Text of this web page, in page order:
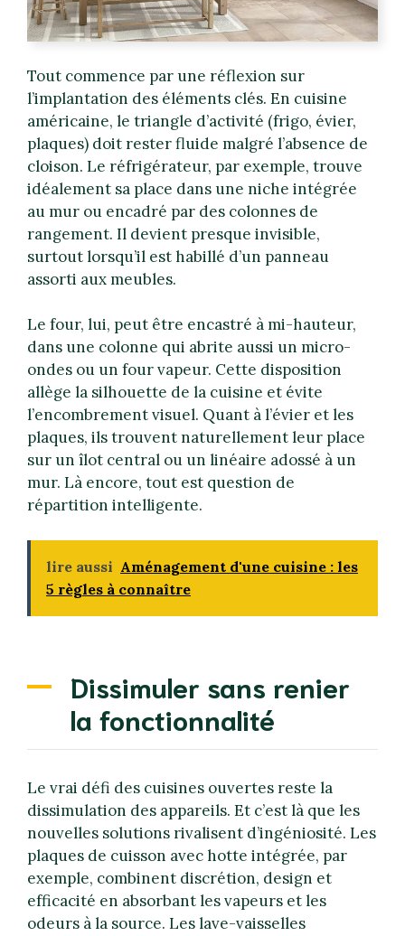
Tout commence par une réflexion sur
l’implantation des éléments clés. En cuisine
américaine, le triangle d’activité (frigo, évier,
plaques) doit rester fluide malgré l’absence de
cloison. Le réfrigérateur, par exemple, trouve
idéalement sa place dans une niche intégrée
au mur ou encadré par des colonnes de
rangement. Il devient presque invisible,
surtout lorsqu’il est habillé d’un panneau
assorti aux meubles.
Le four, lui, peut être encastré à mi-hauteur,
dans une colonne qui abrite aussi un micro-
ondes ou un four vapeur. Cette disposition
allège la silhouette de la cuisine et évite
l’encombrement visuel. Quant à l’évier et les
plaques, ils trouvent naturellement leur place
sur un îlot central ou un linéaire adossé à un
mur. Là encore, tout est question de
répartition intelligente.
lire aussi Aménagement d'une cuisine : les
5 règles à connaître
Dissimuler sans renier
la fonctionnalité
Le vrai défi des cuisines ouvertes reste la
dissimulation des appareils. Et c’est là que les
nouvelles solutions rivalisent d’ingéniosité. Les
plaques de cuisson avec hotte intégrée, par
exemple, combinent discrétion, design et
efficacité en absorbant les vapeurs et les
odeurs à la source. Les lave-vaisselles